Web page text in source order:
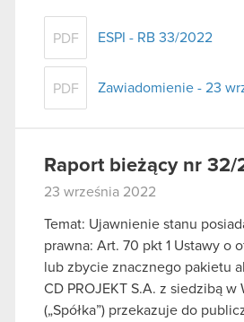
PDF ESPI - RB 33/2022
PDF Zawiadomienie - 23
Raport bieżący nr 32/
23 września 2022
Temat: Ujawnienie stanu
prawna: Art. 70 pkt 1 Ustawy o
lub zbycie znacznego pakietu
CD PROJEKT S.A. z siedzibą w
(„Spółka”) przekazuje do